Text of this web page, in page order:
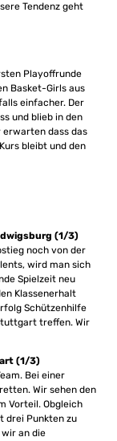
Tendenz geht
Playoffrunde
Basket-Girls aus
einfacher. Der
und blieb in den
erwarten dass das
bleibt und den
(1/3)
noch von der
wird man sich
Spielzeit neu
Klassenerhalt
Schützenhilfe
treffen. Wir
(1/3)
Bei einer
Wir sehen den
Vorteil. Obgleich
drei Punkten zu
an die